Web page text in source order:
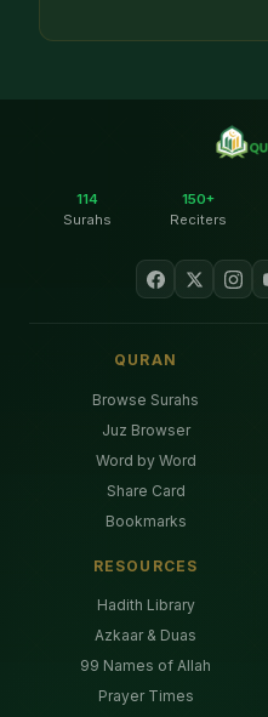
114
Surahs
150+
Reciters
QURAN
Browse Surahs
Juz Browser
Word by Word
Share Card
Bookmarks
RESOURCES
Hadith Library
Azkaar & Duas
99 Names of Allah
Prayer Times